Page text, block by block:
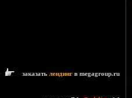
заказать лендинг в megagroup.ru